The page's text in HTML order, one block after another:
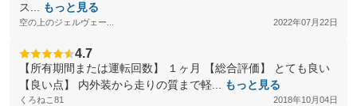
ス...
もっと見る
空の上のジェルヴェー... 2022年07月22日
4.7
【所有期間または運転回数】 １ヶ月 【総合評価】 とても良い
【良い点】 内外装から走りの質まで軽...
もっと見る
くろねこ81 2018年10月04日